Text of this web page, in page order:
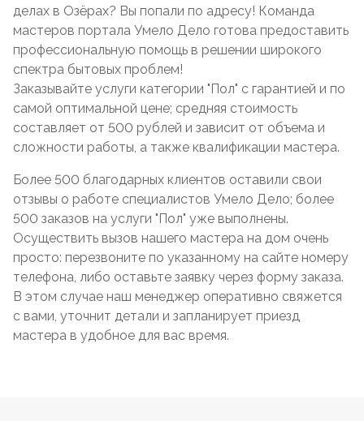
делах в Озёрах? Вы попали по адресу! Команда
мастеров портала Умело Дело готова предоставить
профессиональную помощь в решении широкого
спектра бытовых проблем!
Заказывайте услуги категории "Пол" с гарантией и по
самой оптимальной цене; средняя стоимость
составляет от 500 рублей и зависит от объема и
сложности работы, а также квалификации мастера.
Более 500 благодарных клиентов оставили свои
отзывы о работе специалистов Умело Дело; более
500 заказов на услуги "Пол" уже выполнены.
Осуществить вызов нашего мастера на дом очень
просто: перезвоните по указанному на сайте номеру
телефона, либо оставьте заявку через форму заказа.
В этом случае наш менеджер оперативно свяжется
с вами, уточнит детали и запланирует приезд
мастера в удобное для вас время.